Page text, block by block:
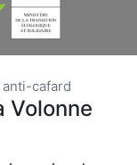
cafard
Volonne